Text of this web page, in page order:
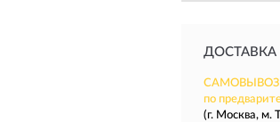
ДОСТАВКА
САМОВЫВОЗ
по
(г. Москва, м.